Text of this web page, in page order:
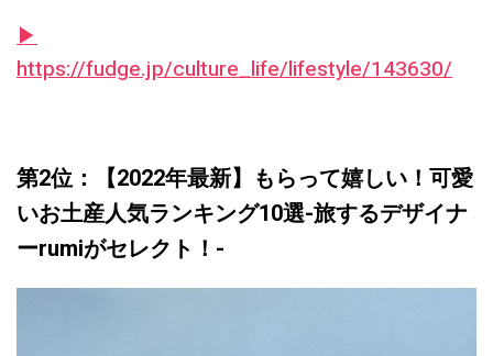
▶︎
https://fudge.jp/culture_life/lifestyle/143630/
第2位：【2022年最新】もらって嬉しい！可愛
いお土産人気ランキング10選-旅するデザイナ
ーrumiがセレクト！-